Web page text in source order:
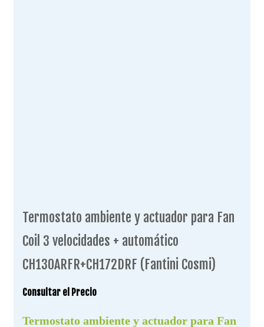
Termostato ambiente y actuador para Fan
Coil 3 velocidades + automático
CH130ARFR+CH172DRF (Fantini Cosmi)
Consultar el Precio
Termostato ambiente y actuador para Fan